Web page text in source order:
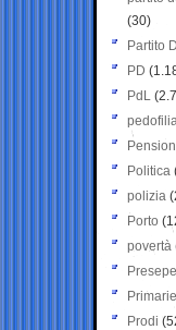
(30)
Partito
PD
PdL
Politica
polizia
Porto
povertà
Presepe
Primarie
Prodi